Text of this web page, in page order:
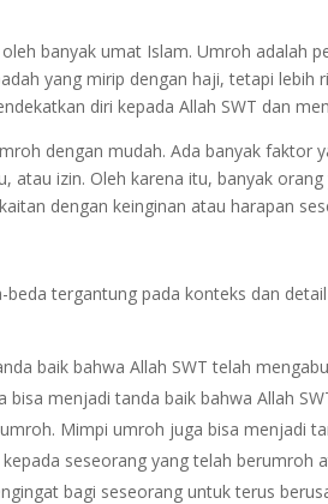
banyak umat Islam. Umroh adalah
yang mirip dengan haji, tetapi lebih
diri kepada Allah SWT dan
dengan mudah. Ada banyak faktor
atau izin. Oleh karena itu, banyak
dengan keinginan atau harapan
tergantung pada konteks dan
baik bahwa Allah SWT telah
menjadi tanda baik bahwa Allah
Mimpi umroh juga bisa menjadi
seseorang yang telah berumroh
bagi seseorang untuk terus